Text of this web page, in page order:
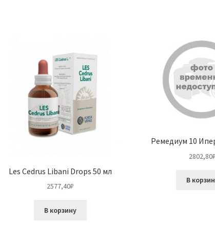
Les Cedrus Libani Drops 50 мл
2577,40₽
В корзину
Ремедиум 10
2802,80₽
В